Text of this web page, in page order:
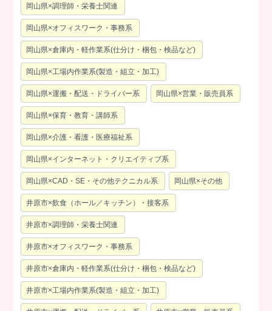
岡山県×調理師・栄養士関連
岡山県×オフィスワーク・事務系
岡山県×倉庫内・軽作業系(仕分け・梱包・検品など)
岡山県×工場内作業系(製造・組立・加工)
岡山県×運搬・配送・ドライバー系 岡山県×営業・販売員系
岡山県×保育・教育・講師系
岡山県×介護・看護・医療福祉系
岡山県×インターネット・クリエイティブ系
岡山県×CAD・SE・その他テクニカル系 岡山県×その他
井原市×飲食（ホール／キッチン）・接客系
井原市×調理師・栄養士関連
井原市×オフィスワーク・事務系
井原市×倉庫内・軽作業系(仕分け・梱包・検品など)
井原市×工場内作業系(製造・組立・加工)